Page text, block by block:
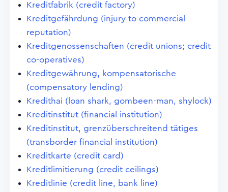
Kreditfabrik (credit factory)
Kreditgefährdung (injury to commercial
reputation)
Kreditgenossenschaften (credit unions; credit
co-operatives)
Kreditgewährung, kompensatorische
(compensatory lending)
Kredithai (loan shark, gombeen-man, shylock)
Kreditinstitut (financial institution)
Kreditinstitut, grenzüberschreitend tätiges
(transborder financial institution)
Kreditkarte (credit card)
Kreditlimitierung (credit ceilings)
Kreditlinie (credit line, bank line)